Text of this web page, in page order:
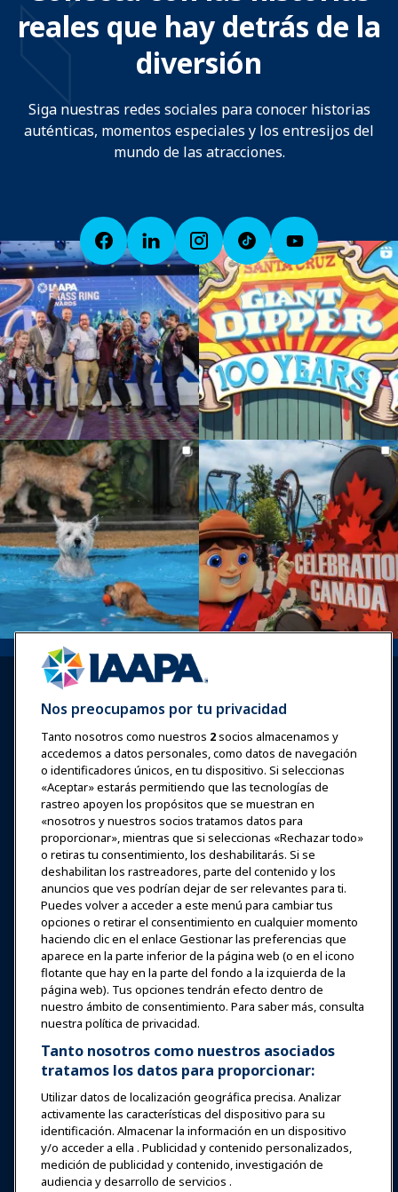
reales que hay detrás de la
diversión
Siga nuestras redes sociales para conocer historias
auténticas, momentos especiales y los entresijos del
mundo de las atracciones.
Iniciar sesión Únete ahora
Premios Carreras
Contacto
Expos y Eventos
Noticias y Funworld
Educación
Seguridad y protección
Defensa
Investigación y Reportes
Acerca de IAAPA
Socios
Nos preocupamos por tu privacidad
Tanto nosotros como nuestros 2socios almacenamos y
accedemos a datos personales, como datos de navegación
o identificadores únicos, en tu dispositivo. Si seleccionas
«Aceptar» estarás permitiendo que las tecnologías de
rastreo apoyen los propósitos que se muestran en
«nosotros y nuestros socios tratamos datos para
proporcionar», mientras que si seleccionas «Rechazar todo»
o retiras tu consentimiento, los deshabilitarás. Si se
deshabilitan los rastreadores, parte del contenido y los
anuncios que ves podrían dejar de ser relevantes para ti.
Puedes volver a acceder a este menú para cambiar tus
opciones o retirar el consentimiento en cualquier momento
haciendo clic en el enlace Gestionar las preferencias que
aparece en la parte inferior de la página web (o en el icono
flotante que hay en la parte del fondo a la izquierda de la
página web). Tus opciones tendrán efecto dentro de
nuestro ámbito de consentimiento. Para saber más, consulta
nuestra política de privacidad.
Tanto nosotros como nuestros asociados
tratamos los datos para proporcionar:
Utilizar datos de localización geográfica precisa. Analizar
activamente las características del dispositivo para su
identificación. Almacenar la información en un dispositivo
y/o acceder a ella . Publicidad y contenido personalizados,
medición de publicidad y contenido, investigación de
audiencia y desarrollo de servicios .